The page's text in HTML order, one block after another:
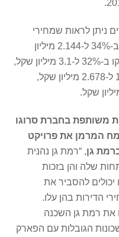
ניתן לראות שמחירי
דירות 2.5-3 חדרים ברמת גן קפצו ב-34% ל-2.144 מיליון
שקל, מחירי דירות 4.5-5 חדרים זינקו ב-32% ל-3.1 מיליון שקל,
דירות 3.5-4 חדרים התייקרו ב-19% ל-2.678 מיליון שקל,
משותפת בחברת סרוגו
המרמן את פרויקט
גן, “רמת גן נהנית
שלה והן בזכות
להסביר את
הדירות בהן עלו.
את רמת גן השכנה
הגובלות עם הפארק